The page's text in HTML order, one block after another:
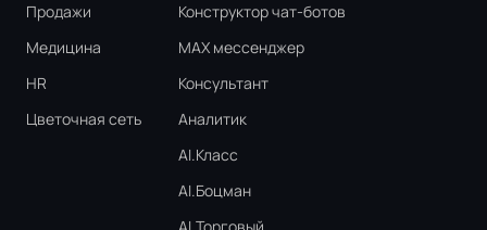
Продажи
Медицина
HR
Цветочная сеть
Конструктор чат-ботов
MAX мессенджер
Консультант
Аналитик
AI.Класс
AI.Боцман